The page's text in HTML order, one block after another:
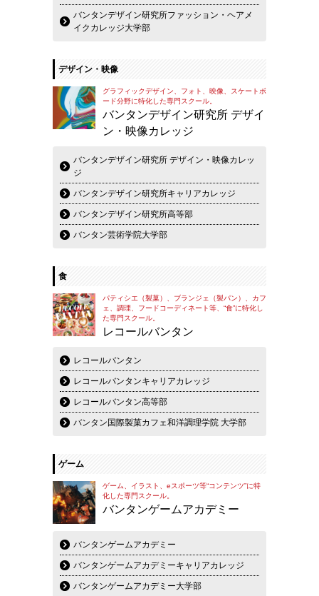
バンタンデザイン研究所ファッション・ヘアメ
イクカレッジ大学部
デザイン・映像
グラフィックデザイン、フォト、映像、スケートボ
ード分野に特化した専門スクール。
バンタンデザイン研究所 デザイ
ン・映像カレッジ
バンタンデザイン研究所 デザイン・映像カレッ
ジ
バンタンデザイン研究所キャリアカレッジ
バンタンデザイン研究所高等部
バンタン芸術学院大学部
食
パティシエ（製菓）、ブランジェ（製パン）、カフ
ェ、調理、フードコーディネート等、“食”に特化し
た専門スクール。
レコールバンタン
レコールバンタン
レコールバンタンキャリアカレッジ
レコールバンタン高等部
バンタン国際製菓カフェ和洋調理学院 大学部
ゲーム
ゲーム、イラスト、eスポーツ等“コンテンツ”に特
化した専門スクール。
バンタンゲームアカデミー
バンタンゲームアカデミー
バンタンゲームアカデミーキャリアカレッジ
バンタンゲームアカデミー大学部